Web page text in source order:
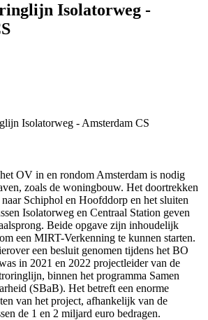
Isolatorweg -
Isolatorweg - Amsterdam CS
OV in en rondom Amsterdam is nodig
zoals de woningbouw. Het doortrekken
Schiphol en Hoofddorp en het sluiten
Isolatorweg en Centraal Station geven
Beide opgave zijn inhoudelijk
een MIRT-Verkenning te kunnen starten.
een besluit genomen tijdens het BO
in 2021 en 2022 projectleider van de
binnen het programma Samen
(SBaB). Het betreft een enorme
van het project, afhankelijk van de
de 1 en 2 miljard euro bedragen.